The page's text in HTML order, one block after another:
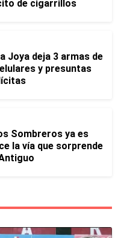
de cigarrillos
Joya deja 3 armas de
y presuntas
Sombreros ya es
la vía que sorprende